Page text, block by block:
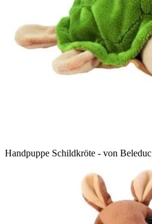
Handpuppe Schildkröte - von Beleduc